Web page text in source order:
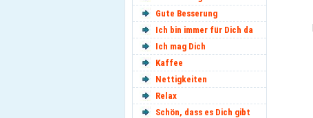
Gute Besserung
Ich bin immer für Dich da
Ich mag Dich
Kaffee
Nettigkeiten
Relax
Schön, dass es Dich gibt